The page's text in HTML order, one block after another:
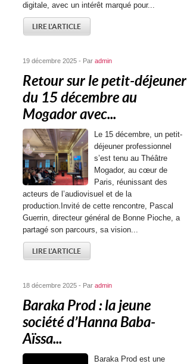
digitale, avec un intérêt marqué pour...
LIRE L'ARTICLE
19 décembre 2025 - Paradmin
Retour sur le petit-déjeuner
du 15 décembre au
Mogador avec...
Le 15 décembre, un petit-
déjeuner professionnel
s’est tenu au Théâtre
Mogador, au cœur de
Paris, réunissant des
acteurs de l’audiovisuel et de la
production.Invité de cette rencontre, Pascal
Guerrin, directeur général de Bonne Pioche, a
partagé son parcours, sa vision...
LIRE L'ARTICLE
18 décembre 2025 - Paradmin
Baraka Prod : la jeune
société d’Hanna Baba-
Aïssa...
Baraka Prod est une